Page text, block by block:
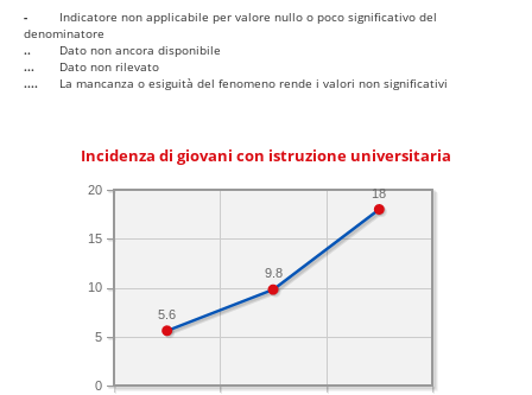
-
Indicatore non applicabile per valore nullo o poco significativo del
denominatore
..
Dato non ancora disponibile
...
Dato non rilevato
....
La mancanza o esiguità del fenomeno rende i valori non significativi
Incidenza di giovani con istruzione universitaria
0
5
10
15
20 18
9.8
5.6